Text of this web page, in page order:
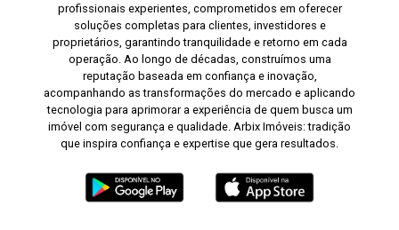
profissionais experientes, comprometidos em oferecer
soluções completas para clientes, investidores e
proprietários, garantindo tranquilidade e retorno em cada
operação. Ao longo de décadas, construímos uma
reputação baseada em confiança e inovação,
acompanhando as transformações do mercado e aplicando
tecnologia para aprimorar a experiência de quem busca um
imóvel com segurança e qualidade. Arbix Imóveis: tradição
que inspira confiança e expertise que gera resultados.